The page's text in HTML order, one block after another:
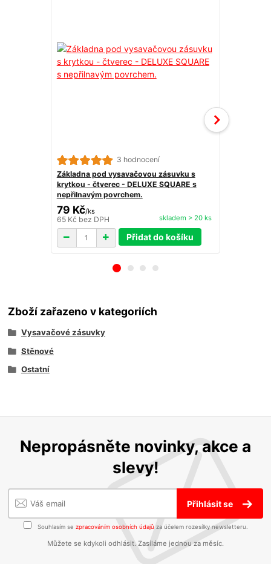
3 hodnocení
Základna pod vysavačovou zásuvku s
krytkou - čtverec - DELUXE SQUARE s
nepřilnavým povrchem.
79 Kč/ks
65 Kč bez DPH skladem > 20 ks
Přidat do košíku
Zboží zařazeno v kategoriích
Vysavačové zásuvky
Stěnové
Ostatní
Nepropásněte novinky, akce a
slevy!
Přihlásit se
Souhlasím se zpracováním osobních údajů za účelem rozesílky newsletteru.
Můžete se kdykoli odhlásit. Zasíláme jednou za měsíc.